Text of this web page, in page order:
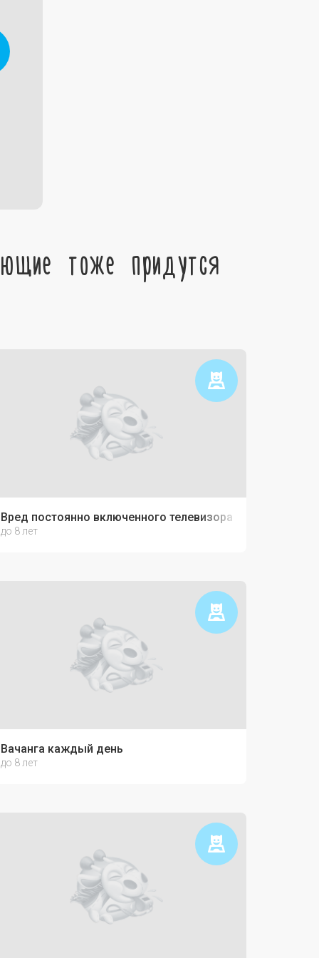
тоже придутся
Вред постоянно включенного телевизора
до 8 лет
с ребёнком
Вачанга каждый день
до 8 лет